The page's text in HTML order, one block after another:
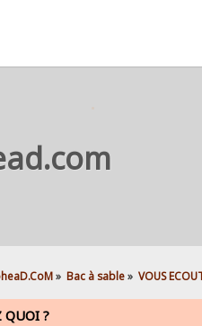
» Bac à sable» VOUS
QUOI ?